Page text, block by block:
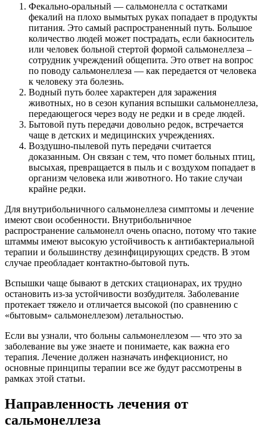
Фекально-оральный — сальмонелла с остатками
фекалий на плохо вымытых руках попадает в продукты
питания. Это самый распространенный путь. Большое
количество людей может пострадать, если бакноситель
или человек больной стертой формой сальмонеллеза –
сотрудник учреждений общепита. Это ответ на вопрос
по поводу сальмонеллеза — как передается от человека
к человеку эта болезнь.
Водный путь более характерен для заражения
животных, но в сезон купания вспышки сальмонеллеза,
передающегося через воду не редки и в среде людей.
Бытовой путь передачи довольно редок, встречается
чаще в детских и медицинских учреждениях.
Воздушно-пылевой путь передачи считается
доказанным. Он связан с тем, что помет больных птиц,
высыхая, превращается в пыль и с воздухом попадает в
организм человека или животного. Но такие случаи
крайне редки.
Для внутрибольничного сальмонеллеза симптомы и лечение
имеют свои особенности. Внутрибольничное
распространение сальмонелл очень опасно, потому что такие
штаммы имеют высокую устойчивость к антибактериальной
терапии и большинству дезинфицирующих средств. В этом
случае преобладает контактно-бытовой путь.
Вспышки чаще бывают в детских стационарах, их трудно
остановить из-за устойчивости возбудителя. Заболевание
протекает тяжело и отличается высокой (по сравнению с
«бытовым» сальмонеллезом) летальностью.
Если вы узнали, что больны сальмонеллезом — что это за
заболевание вы уже знаете и понимаете, как важна его
терапия. Лечение должен назначать инфекционист, но
основные принципы терапии все же будут рассмотрены в
рамках этой статьи.
Направленность лечения от
сальмонеллеза